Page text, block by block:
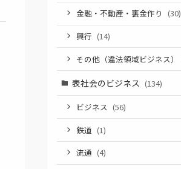
金融・不動産・裏金作り
(30)
興行 (14)
その他（違法領域ビジネス）
表社会のビジネス (134)
ビジネス (56)
鉄道 (1)
流通 (4)